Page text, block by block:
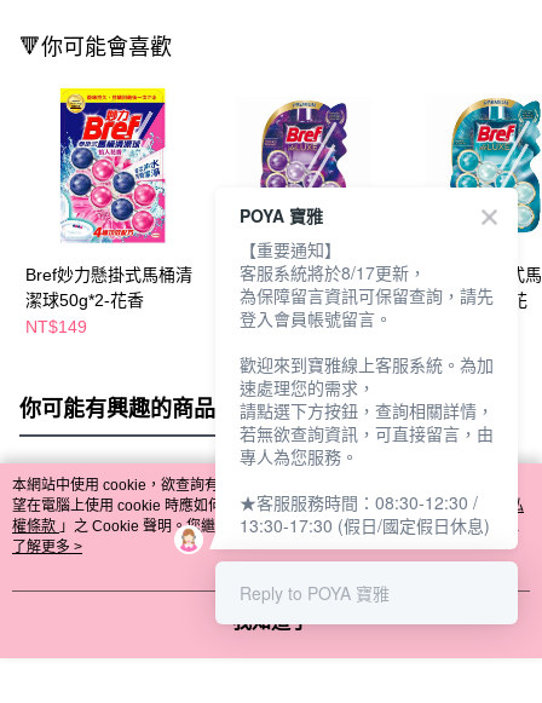
🔻你可能會喜歡
Bref妙力懸掛式馬桶清
潔球50g*2-花香
NT$149
Bref妙力懸掛式馬桶清
潔球50g*2-曠野
NT$139
Bref妙力懸掛式
潔球50g*2-橙花
你可能有興趣的商品 全站排行
熱門標籤
本網站中使用 cookie，欲查詢有關本網站使用 cookie 方式之詳情，及若您不希
望在電腦上使用 cookie 時應如何變更電腦的 cookie 設定，請參閱本網站「
隱私
權條款 」之 Cookie 聲明。您繼續使用本網站即表示您同意本公司得按本網站使
用條款之 Cookie 聲明使用 cookie。
了解更多 >
我知道了
POYA 寶雅
【重要通知】
客服系統將於8/17更新，
為保障留言資訊可保留查詢，請先
登入會員帳號留言。
歡迎來到寶雅線上客服系統。為加
速處理您的需求，
請點選下方按鈕，查詢相關詳情，
若無欲查詢資訊，可直接留言，由
專人為您服務。
★客服服務時間：08:30-12:30 /
13:30-17:30 (假日/國定假日休息)
Reply to POYA 寶雅